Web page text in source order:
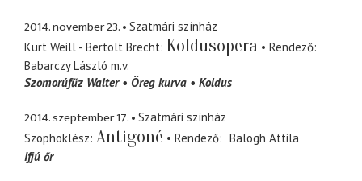
2014. november 23.
Szatmári színház
Kurt Weill - Bertolt Brecht Koldusopera
Rendező
Babarczy László m.v.
Szomorúfűz Walter
Öreg kurva Koldus
2014. szeptember 17.
Szatmári színház
Szophoklész Antigoné Rendező
Balogh Attila
Ifjú őr